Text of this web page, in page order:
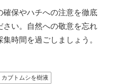
保やハチへの注意を徹底
さい。自然への敬意を忘れ
時間を過ごしましょう。
カブトムシを樹液